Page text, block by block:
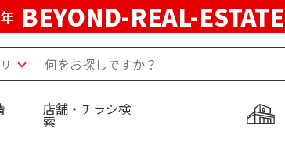
BEYOND-REAL-
店舗・チラシ検
索